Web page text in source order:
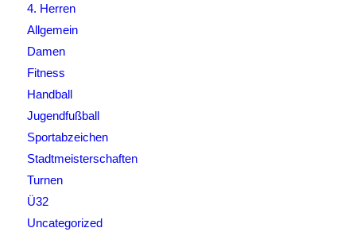
4. Herren
Allgemein
Damen
Fitness
Handball
Jugendfußball
Sportabzeichen
Stadtmeisterschaften
Turnen
Ü32
Uncategorized